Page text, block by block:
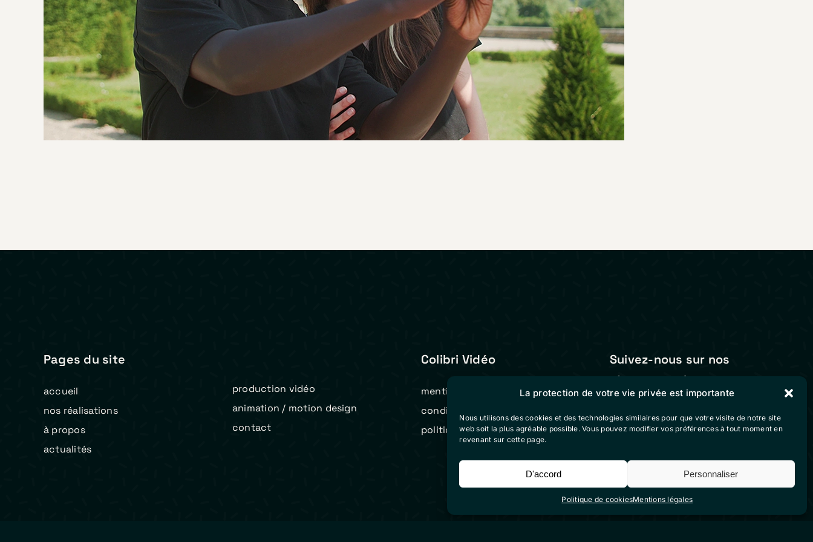
La protection de votre vie privée est importante
Nous utilisons des cookies et des technologies similaires pour que votre visite de notre site
web soit la plus agréable possible. Vous pouvez modifier vos préférences à tout moment en
revenant sur cette page.
D'accord Personnaliser
Politique de cookiesMentions légales
Pages du site
accueil
nos réalisations
à propos
actualités
production vidéo
animation / motion design
contact
Colibri Vidéo
mentions légales
conditions générales de vente
politique de cookies (eu)
Suivez-nous sur nos
réseaux sociaux